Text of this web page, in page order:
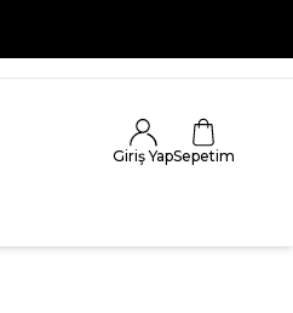
Giriş YapSepetim